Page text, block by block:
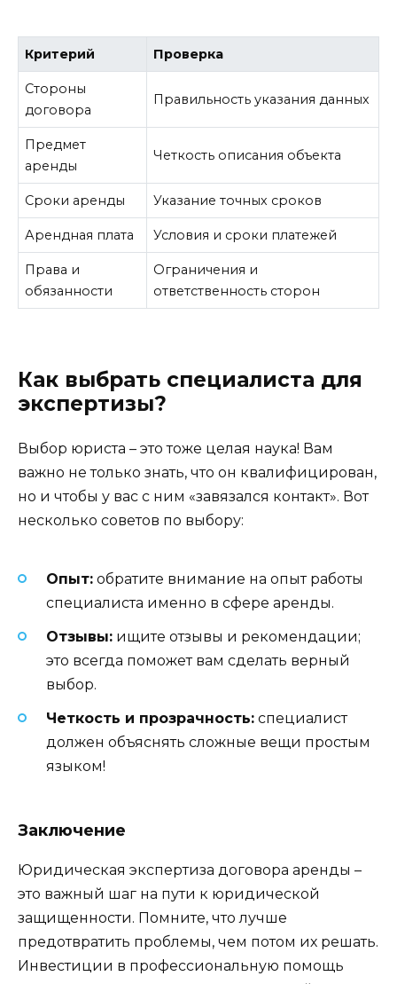
Критерий Проверка
Стороны
договора
Правильность указания данных
Предмет
аренды
Четкость описания объекта
Сроки аренды Указание точных сроков
Арендная плата Условия и сроки платежей
Права и
обязанности
Ограничения и
ответственность сторон
Как выбрать специалиста для
экспертизы?
Выбор юриста – это тоже целая наука! Вам
важно не только знать, что он квалифицирован,
но и чтобы у вас с ним «завязался контакт». Вот
несколько советов по выбору:
Опыт: обратите внимание на опыт работы
специалиста именно в сфере аренды.
Отзывы: ищите отзывы и рекомендации;
это всегда поможет вам сделать верный
выбор.
Четкость и прозрачность: специалист
должен объяснять сложные вещи простым
языком!
Заключение
Юридическая экспертиза договора аренды –
это важный шаг на пути к юридической
защищенности. Помните, что лучше
предотвратить проблемы, чем потом их решать.
Инвестиции в профессиональную помощь